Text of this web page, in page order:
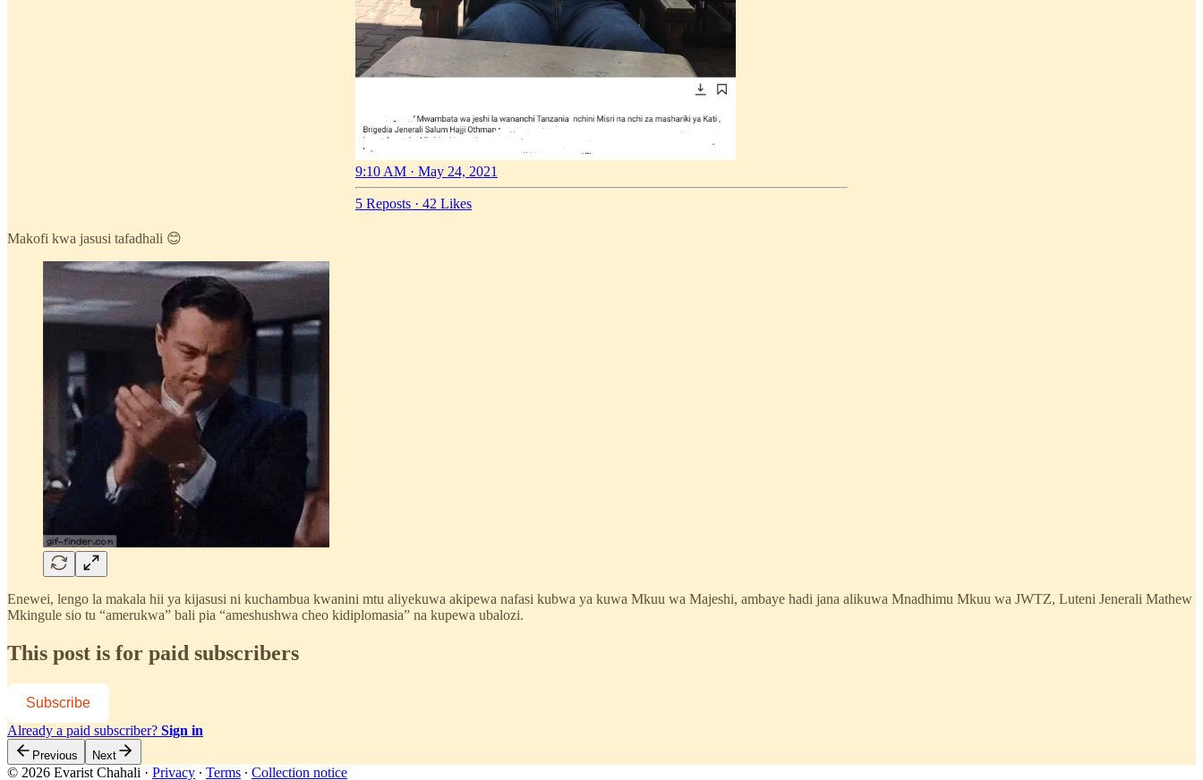
9:10 AM · May 24, 2021
5 Reposts · 42 Likes
Makofi kwa jasusi tafadhali 😊
Enewei, lengo la makala hii ya kijasusi ni kuchambua kwanini mtu aliyekuwa akipewa nafasi kubwa ya kuwa Mkuu wa Majeshi, ambaye hadi jana alikuwa Mnadhimu Mkuu wa JWTZ, Luteni Jenerali Mathew
Mkingule sio tu “amerukwa” bali pia “ameshushwa cheo kidiplomasia” na kupewa ubalozi.
This post is for paid subscribers
Subscribe
Already a paid subscriber? Sign in
Previous Next
© 2026 Evarist Chahali · Privacy ∙ Terms ∙ Collection notice